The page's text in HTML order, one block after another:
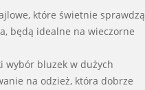
które świetnie sprawdzą
będą idealne na wieczorne
wybór bluzek w dużych
na odzież, która dobrze